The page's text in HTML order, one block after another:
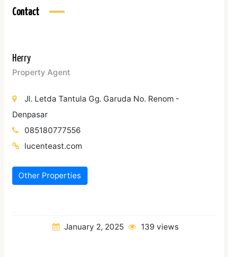
Contact
Herry
Property Agent
Jl. Letda Tantula Gg. Garuda No. Renom -
Denpasar
085180777556
lucenteast.com
Other Properties
January 2, 2025 139 views